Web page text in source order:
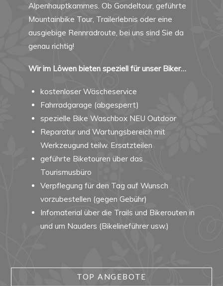
Alpenhauptkammes. Ob Gondeltour, geführte
Mountainbike Tour, Trailerlebnis oder eine
ausgiebige Rennradroute, bei uns sind Sie da
genau richtig!
Wir im Löwen bieten speziell für unser Biker…
kostenloser Wäscheservice
Fahrradgarage (abgesperrt)
spezielle Bike Waschbox NEU Outdoor
Reparatur und Wartungsbereich mit
Werkzeugund teilw. Ersatzteilen
geführte Biketouren über das
Tourismusbüro
Verpflegung für den Tag auf Wunsch
vorzubestellen (gegen Gebühr)
Infomaterial über die Trails und Bikerouten in
und um Nauders (Bikelineführer usw.)
TOP ANGEBOTE